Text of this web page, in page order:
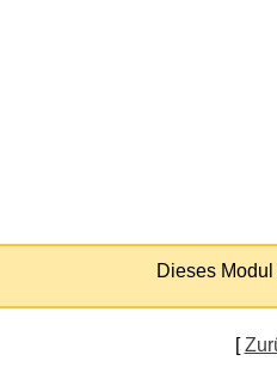
Dieses